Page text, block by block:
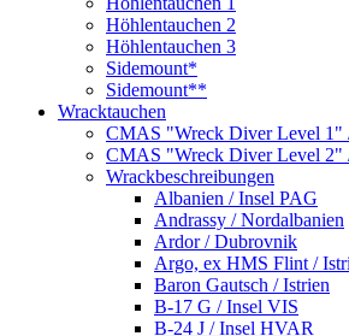
Höhlentauchen 2
Höhlentauchen 3
Sidemount*
Sidemount**
Wracktauchen
CMAS "Wreck Diver Level
CMAS "Wreck Diver Level
Wrackbeschreibungen
Albanien / Insel PAG
Andrassy / Nordalbanien
Ardor / Dubrovnik
Argo, ex HMS Flint /
Baron Gautsch / Istrien
B-17 G / Insel VIS
B-24 J / Insel HVAR